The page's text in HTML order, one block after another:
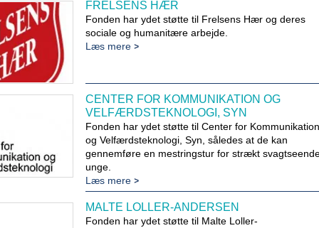
FRELSENS HÆR
Fonden har ydet støtte til Frelsens Hær og deres
sociale og humanitære arbejde.
Læs mere
CENTER FOR KOMMUNIKATION OG
VELFÆRDSTEKNOLOGI, SYN
Fonden har ydet støtte til Center for Kommunikation
og Velfærdsteknologi, Syn, således at de kan
gennemføre en mestringstur for strækt
unge.
Læs mere
MALTE LOLLER-ANDERSEN
Fonden har ydet støtte til Malte Loller-